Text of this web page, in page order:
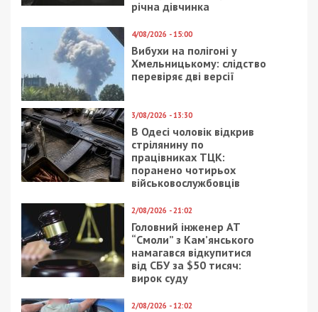
Лікар з Дніпропетровщини організував схему
вивезення військовослужбовця з частини за 7 тисяч
доларів